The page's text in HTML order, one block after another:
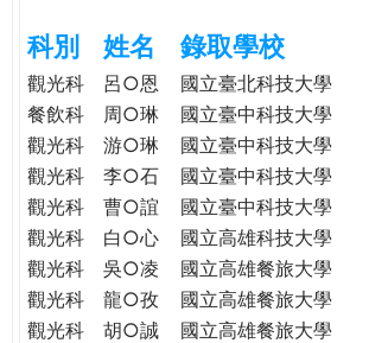
格。
e
r
e
科別 姓名 錄取學校
觀光科 呂○恩 國立臺北科技大學
餐飲科
周○琳 國立臺中科技大學
觀光科
游○琳 國立臺中科技大學
觀光科
李○石 國立臺中科技大學
觀光科
曹○誼 國立臺中科技大學
觀光科
白○心 國立高雄科技大學
觀光科
吳○凌 國立高雄餐旅大學
觀光科
龍○孜 國立高雄餐旅大學
觀光科
胡○誠 國立高雄餐旅大學